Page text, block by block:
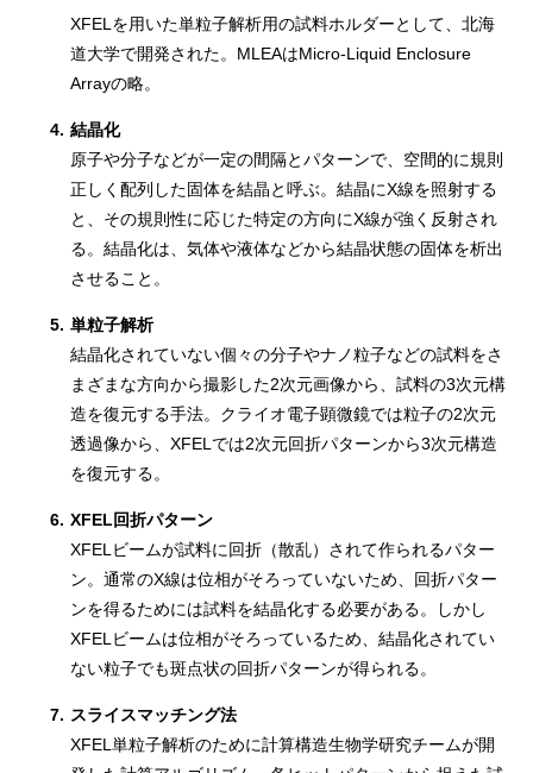
XFELを用いた単粒子解析用の試料ホルダーとして、北海
道大学で開発された。MLEAはMicro-Liquid Enclosure
Arrayの略。
4. 結晶化
原子や分子などが一定の間隔とパターンで、空間的に規則
正しく配列した固体を結晶と呼ぶ。結晶にX線を照射する
と、その規則性に応じた特定の方向にX線が強く反射され
る。結晶化は、気体や液体などから結晶状態の固体を析出
させること。
5. 単粒子解析
結晶化されていない個々の分子やナノ粒子などの試料をさ
まざまな方向から撮影した2次元画像から、試料の3次元構
造を復元する手法。クライオ電子顕微鏡では粒子の2次元
透過像から、XFELでは2次元回折パターンから3次元構造
を復元する。
6. XFEL回折パターン
XFELビームが試料に回折（散乱）されて作られるパター
ン。通常のX線は位相がそろっていないため、回折パター
ンを得るためには試料を結晶化する必要がある。しかし
XFELビームは位相がそろっているため、結晶化されてい
ない粒子でも斑点状の回折パターンが得られる。
7. スライスマッチング法
XFEL単粒子解析のために計算構造生物学研究チームが開